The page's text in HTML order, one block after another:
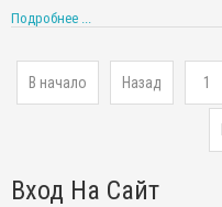
Подробнее ...
В начало Назад 1
Вход На Сайт